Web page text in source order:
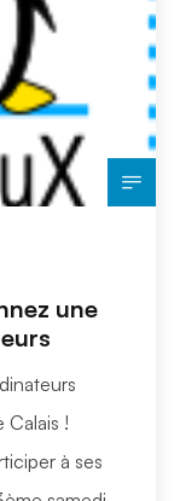
une
Calais !
à ses